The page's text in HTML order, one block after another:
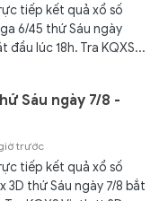
tiếp kết quả xổ số
6/45 thứ Sáu ngày
đầu lúc 18h. Tra KQXS...
Sáu ngày 7/8 -
trước
tiếp kết quả xổ số
3D thứ Sáu ngày 7/8 bắt